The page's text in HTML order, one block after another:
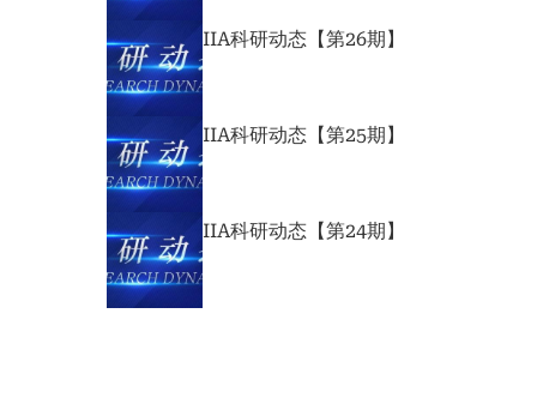
IIA科研动态【第26期】
IIA科研动态【第25期】
IIA科研动态【第24期】